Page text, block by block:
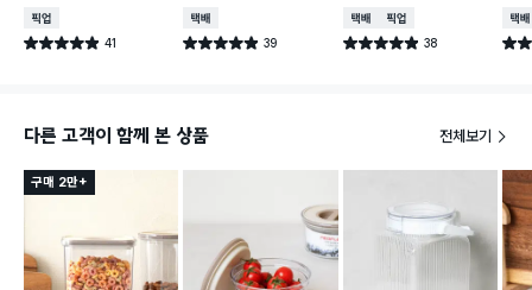
매장픽업
별점 4.9점 41
건 작성
가능한 말랑핏 600 ml 아
이보리
택배배송
별점 4.9점 39
건 작성
택배배송매장픽업
별점 4.9점 38
건 작성
2개
택배
별점
다른 고객이 함께 본 상품 전체보기
구매 2만+